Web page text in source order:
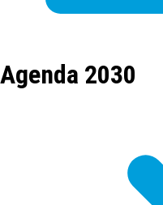
Agenda 2030